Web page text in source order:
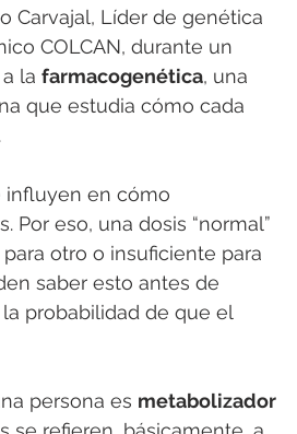
Carvajal, Líder de genética
COLCAN, durante un
la farmacogenética, una
que estudia cómo cada
influyen en cómo
eso, una dosis “normal”
otro o insuficiente para
saber esto antes de
probabilidad de que el
persona es metabolizador